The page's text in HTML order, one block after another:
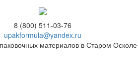
8 (800) 511-03-76
upakformula@yandex.ru
материалов в Старом Осколе